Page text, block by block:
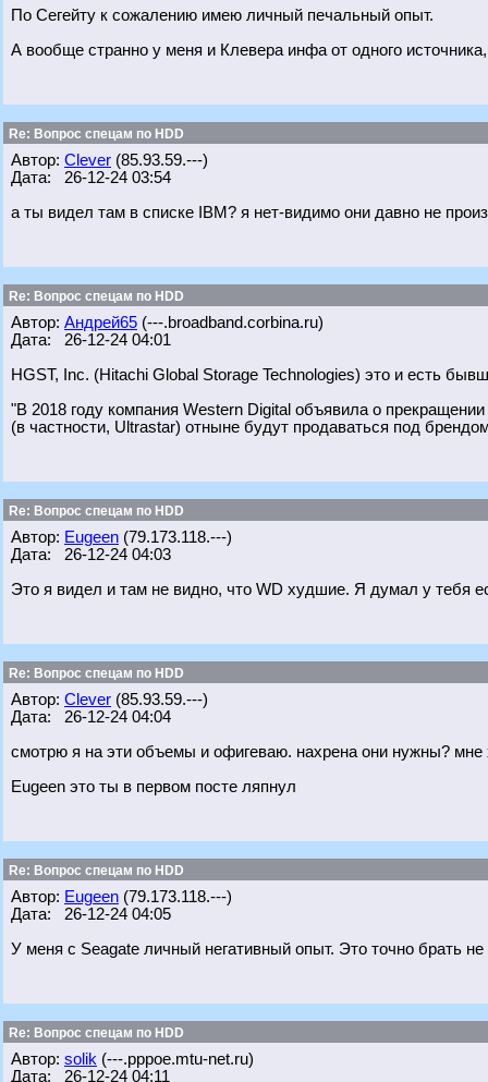
По Сегейту к сожалению имею личный печальный опыт.
А вообще странно у меня и Клевера инфа от одного
Re: Вопрос спецам по HDD
Автор: Clever (85.93.59.---)
Дата: 26-12-24 03:54
а ты видел там в списке IBM? я нет-видимо они давно не
Re: Вопрос спецам по HDD
Автор: Андрей65 (---.broadband.corbina.ru)
Дата: 26-12-24 04:01
HGST, Inc. (Hitachi Global Storage Technologies) это и есть
"В 2018 году компания Western Digital объявила о
(в частности, Ultrastar) отныне будут продаваться под
Re: Вопрос спецам по HDD
Автор: Eugeen (79.173.118.---)
Дата: 26-12-24 04:03
Это я видел и там не видно, что WD худшие. Я думал у тебя
Re: Вопрос спецам по HDD
Автор: Clever (85.93.59.---)
Дата: 26-12-24 04:04
смотрю я на эти объемы и офигеваю. нахрена они нужны? мне
Eugeen это ты в первом посте ляпнул
Re: Вопрос спецам по HDD
Автор: Eugeen (79.173.118.---)
Дата: 26-12-24 04:05
У меня с Seagate личный негативный опыт. Это точно брать не
Re: Вопрос спецам по HDD
Автор: solik (---.pppoe.mtu-net.ru)
Дата: 26-12-24 04:11